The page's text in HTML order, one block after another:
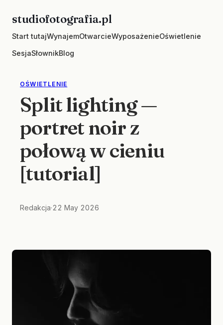
content
studiofotografia.pl
Start tutajWynajemOtwarcieWyposażenieOświetlenie
SesjaSłownikBlog
OŚWIETLENIE
Split lighting —
portret noir z
połową w cieniu
[tutorial]
Redakcja·22 May 2026